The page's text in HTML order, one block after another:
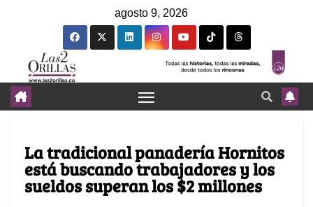
agosto 9, 2026
La tradicional panadería Hornitos
está buscando trabajadores y los
sueldos superan los $2 millones